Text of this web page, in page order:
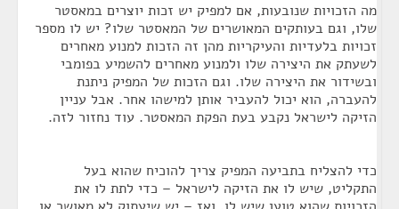
מה הזכויות שנובעות, אם למפיק יש זכות יוצרים במאסטר
שלו, וגם בעותקים המאושרים של המאסטר שלו? יש לו מספר
זכויות בלעדיות והעיקריות מהן זה הזכות למנוע מאחרים
לשעתק את היצירה שלו ולמנוע מאחרים להשמיע בפומבי
ובשידור את היצירה שלו. וגם הזכות של המפיק ניתנת
להעברה, הוא יכול להעביר אותן למישהו אחר. אבל עניין
הזיקה לישראל נקבע בעת הפקת המאסטר. עוד נחזור לזה.
כדי להצליח בתביעה המפיק צריך להוכיח שהוא בעל
התקליט, שיש לו את הזיקה לישראל – כדי לתת לו את